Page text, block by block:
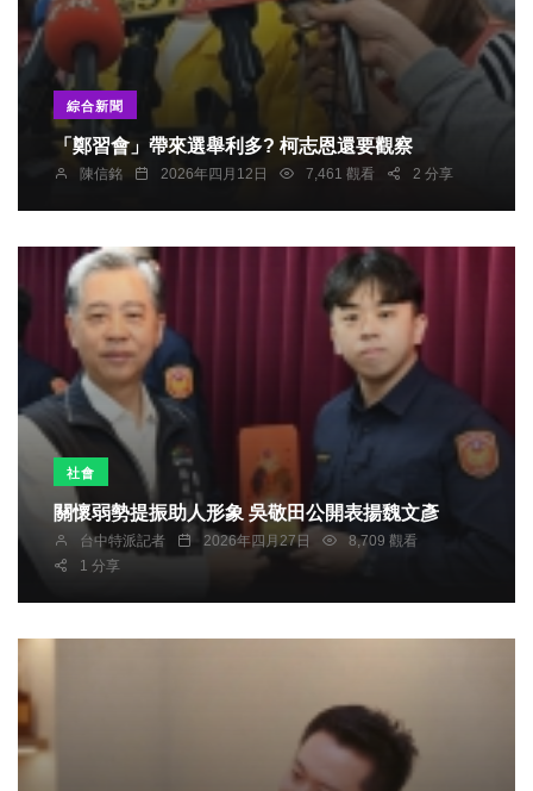
綜合新聞
「鄭習會」帶來選舉利多? 柯志恩還要觀察
陳信銘 2026年四月12日 7,461 觀看 2 分享
社會
關懷弱勢提振助人形象 吳敬田公開表揚魏文彥
台中特派記者 2026年四月27日
8,709 觀看
1 分享